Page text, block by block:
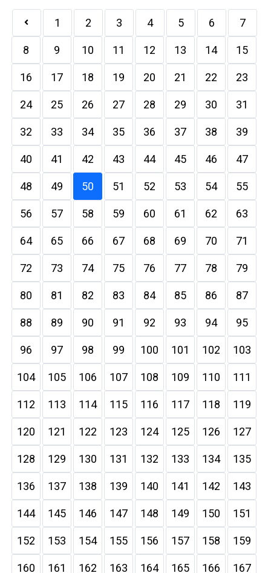
1 2 3 4 5 6 7
8 9 10 11 12 13 14 15
16 17 18 19 20 21 22 23
24 25 26 27 28 29 30 31
32 33 34 35 36 37 38 39
40 41 42 43 44 45 46 47
48 49 50 51 52 53 54 55
56 57 58 59 60 61 62 63
64 65 66 67 68 69 70 71
72 73 74 75 76 77 78 79
80 81 82 83 84 85 86 87
88 89 90 91 92 93 94 95
96 97 98 99 100 101 102 103
104 105 106 107 108 109 110 111
112 113 114 115 116 117 118 119
120 121 122 123 124 125 126 127
128 129 130 131 132 133 134 135
136 137 138 139 140 141 142 143
144 145 146 147 148 149 150 151
152 153 154 155 156 157 158 159
160 161 162 163 164 165 166 167